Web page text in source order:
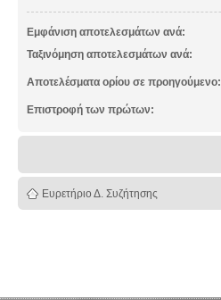
Εμφάνιση αποτελεσμάτων ανά:
Ταξινόμηση αποτελεσμάτων ανά:
Αποτελέσματα ορίου σε προηγούμενο:
Επιστροφή των πρώτων:
Ευρετήριο Δ. Συζήτησης